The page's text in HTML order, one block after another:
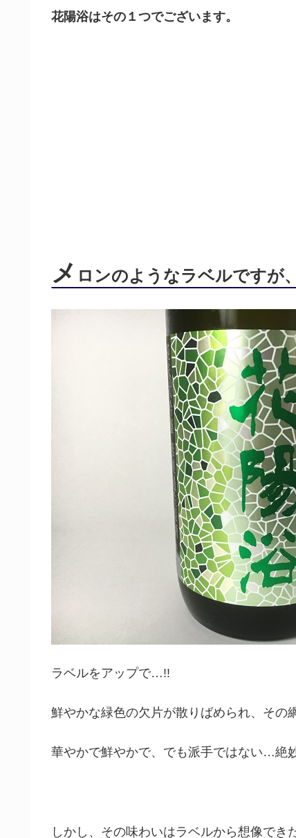
花陽浴はその１つでございます。
メ ロンのようなラベルですが
ラベルをアップで…!!
鮮やかな緑色の欠片が散りばめられ、その
華やかで鮮やかで、でも派手ではない…絶
しかし、その味わいはラベルから想像で